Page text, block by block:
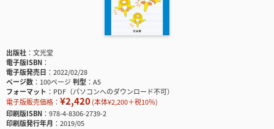
出版社
文光堂
電子版ISBN
電子版発売日
2022/02/28
ページ数
100ページ判型
A5
フォーマット
PDF（パソコンへのダウンロード不可）
電子版販売価格： ¥2,420(本体¥2,200＋税10％)
印刷版ISBN
978-4-8306-2739-2
印刷版発行年月
2019/05